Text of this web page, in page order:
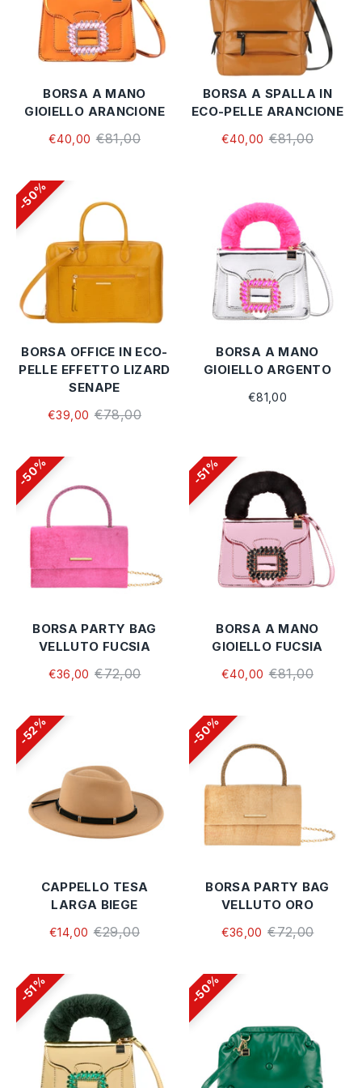
BORSA A MANO
GIOIELLO ARANCIONE
€40,00 €81,00
BORSA A SPALLA IN
ECO-PELLE ARANCIONE
€40,00 €81,00
50%
BORSA OFFICE IN ECO-
PELLE EFFETTO LIZARD
SENAPE
€39,00 €78,00
BORSA A MANO
GIOIELLO ARGENTO
€81,00
50%
BORSA PARTY BAG
VELLUTO FUCSIA
€36,00 €72,00
51%
BORSA A MANO
GIOIELLO FUCSIA
€40,00 €81,00
52%
CAPPELLO TESA
LARGA BIEGE
€14,00 €29,00
50%
BORSA PARTY BAG
VELLUTO ORO
€36,00 €72,00
51% 50%